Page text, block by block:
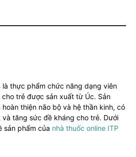
là thực phẩm chức năng dạng viên
trẻ được sản xuất từ Úc. Sản
thiện não bộ và hệ thần kinh, có
tăng sức đề kháng cho trẻ. Dưới
sản phẩm của nhà thuốc online ITP